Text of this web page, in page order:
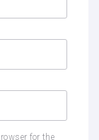
for the